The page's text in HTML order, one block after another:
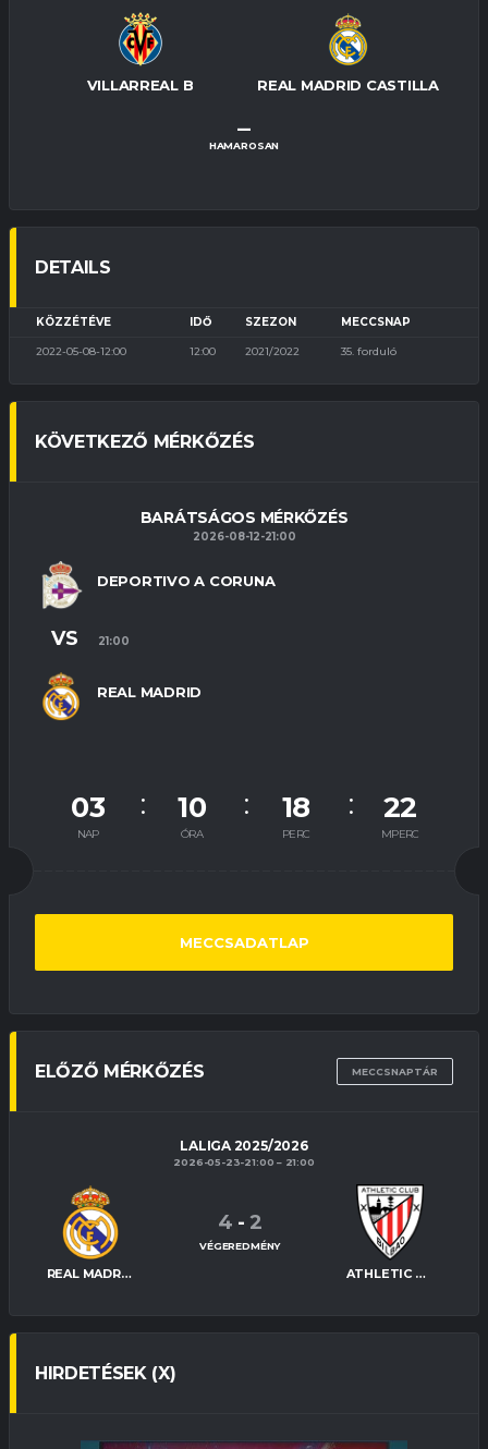
VILLARREAL B REAL MADRID CASTILLA
–
HAMAROSAN
DETAILS
KÖZZÉTÉVE IDŐ SZEZON MECCSNAP
2022-05-08-12:00 12:00 2021/2022 35. forduló
KÖVETKEZŐ MÉRKŐZÉS
BARÁTSÁGOS MÉRKŐZÉS
2026-08-12-21:00
DEPORTIVO A CORUNA
REAL MADRID
VS 21:00
03
NAP
10
ÓRA
18
PERC
21
MPERC
MECCSADATLAP
ELŐZŐ MÉRKŐZÉS MECCSNAPTÁR
LALIGA 2025/2026
2026-05-23-21:00 21:00
REAL MADRID ATHLETIC BILBAO
4 - 2
VÉGEREDMÉNY
HIRDETÉSEK (X)